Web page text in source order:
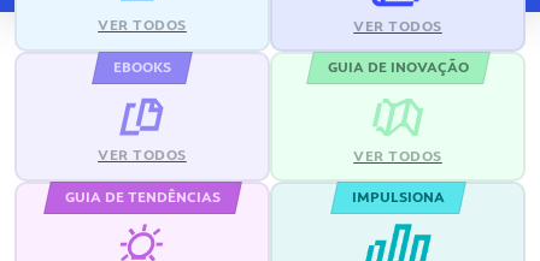
VER TODOS VER TODOS
EBOOKS
VER TODOS
GUIA DE INOVAÇÃO
VER TODOS
GUIA DE TENDÊNCIAS IMPULSIONA